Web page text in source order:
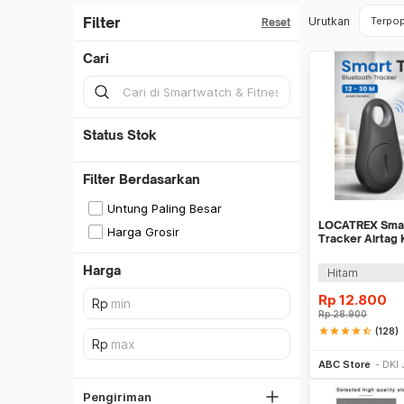
Filter Reset
Cari
Status Stok
Filter Berdasarkan
Untung Paling Besar
Harga Grosir
Harga
Pengiriman
SiCepat BEST
Lihat Semua
Tangerang
Bogor
Urutkan
LOCATREX
Tracker Airtag
Hitam
Rp 12.800
Rp28.900
starstarstarstarstar_half (128)
ABC Store DKI